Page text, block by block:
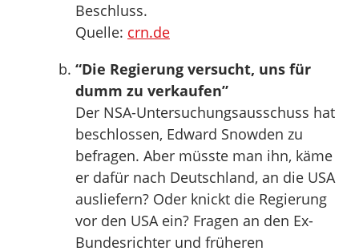
Beschluss.
Quelle: crn.de
“Die Regierung versucht, uns für
dumm zu verkaufen”
Der NSA-Untersuchungsausschuss hat
beschlossen, Edward Snowden zu
befragen. Aber müsste man ihn, käme
er dafür nach Deutschland, an die USA
ausliefern? Oder knickt die Regierung
vor den USA ein? Fragen an den Ex-
Bundesrichter und früheren